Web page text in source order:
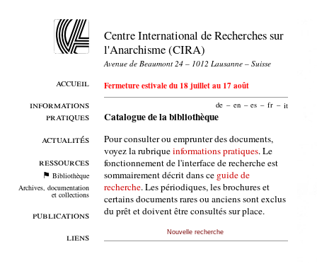
accueil
informations
pratiques
actualités
ressources
Bibliothèque
Archives, documentation
et collections
publications
liens
Centre International de Recherches sur
l'Anarchisme (CIRA)
Avenue de Beaumont 24 – 1012 Lausanne – Suisse
Fermeture estivale du 18 juillet au 17 août
de – en – es – fr – it
Catalogue de la bibliothèque
Pour consulter ou emprunter des documents,
voyez la rubriqueinformations pratiques. Le
fonctionnement de l'interface de recherche est
sommairement décrit dans ce guide de
recherche. Les périodiques, les brochures et
certains documents rares ou anciens sont exclus
du prêt et doivent être consultés sur place.
Nouvelle recherche